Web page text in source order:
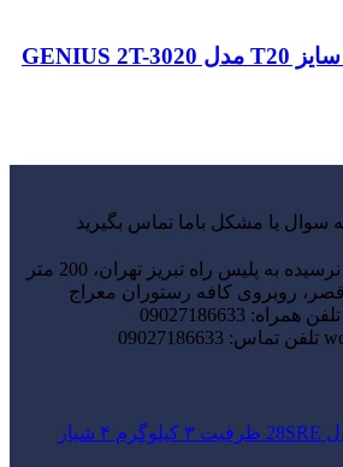
بیت کوتاه ستاره ای سایز T20 مدل GENIUS 2T-3020
یا مشکل باما تماس بگیرید
نرسیده به پلیس راه تبریز تهران، 200 متر
قصر، روبروی کافه رستوران معراج
تلفن همراه: 09027186633
تلفن تماس: 09027186633